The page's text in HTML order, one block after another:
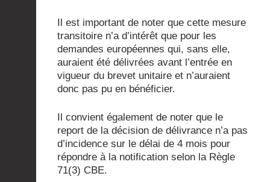
Il est important de noter que cette mesure
transitoire n’a d’intérêt que pour les
demandes européennes qui, sans elle,
auraient été délivrées avant l’entrée en
vigueur du brevet unitaire et n’auraient
donc pas pu en bénéficier.
Il convient également de noter que le
report de la décision de délivrance n’a pas
d’incidence sur le délai de 4 mois pour
répondre à la notification selon la Règle
71(3) CBE.